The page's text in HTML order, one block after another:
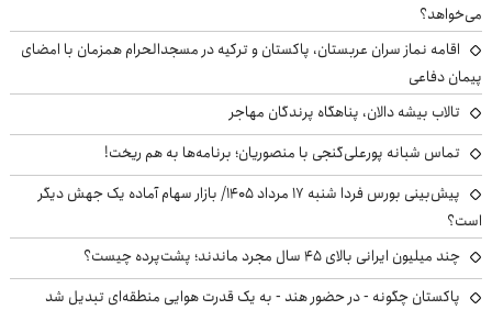
می‌خواهد؟
اقامه نماز سران عربستان، پاکستان و ترکیه در مسجدالحرام همزمان با امضای
پیمان دفاعی
تالاب بیشه دالان، پناهگاه پرندگان مهاجر
تماس شبانه پورعلی‌گنجی با منصوریان؛ برنامه‌ها به هم ریخت!
پیش‌بینی بورس فردا شنبه ۱۷ مرداد ۱۴۰۵/ بازار سهام آماده یک جهش دیگر
است؟
چند میلیون ایرانی بالای ۴۵ سال مجرد ماندند؛ پشت‌پرده چیست؟
پاکستان چگونه - در حضور هند - به یک قدرت هوایی منطقه‌ای تبدیل شد